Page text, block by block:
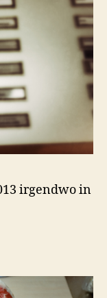
irgendwo in